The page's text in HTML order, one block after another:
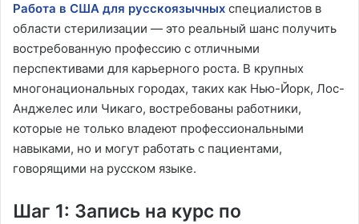
Работа в США для русскоязычных специалистов в
области стерилизации — это реальный шанс получить
востребованную профессию с отличными
перспективами для карьерного роста. В крупных
многонациональных городах, таких как Нью-Йорк, Лос-
Анджелес или Чикаго, востребованы работники,
которые не только владеют профессиональными
навыками, но и могут работать с пациентами,
говорящими на русском языке.
Шаг 1: Запись на курс по